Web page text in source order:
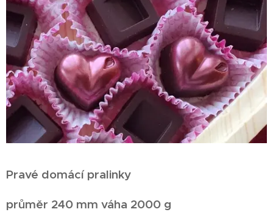
Pravé domácí pralinky
průměr 240 mm váha 2000 g